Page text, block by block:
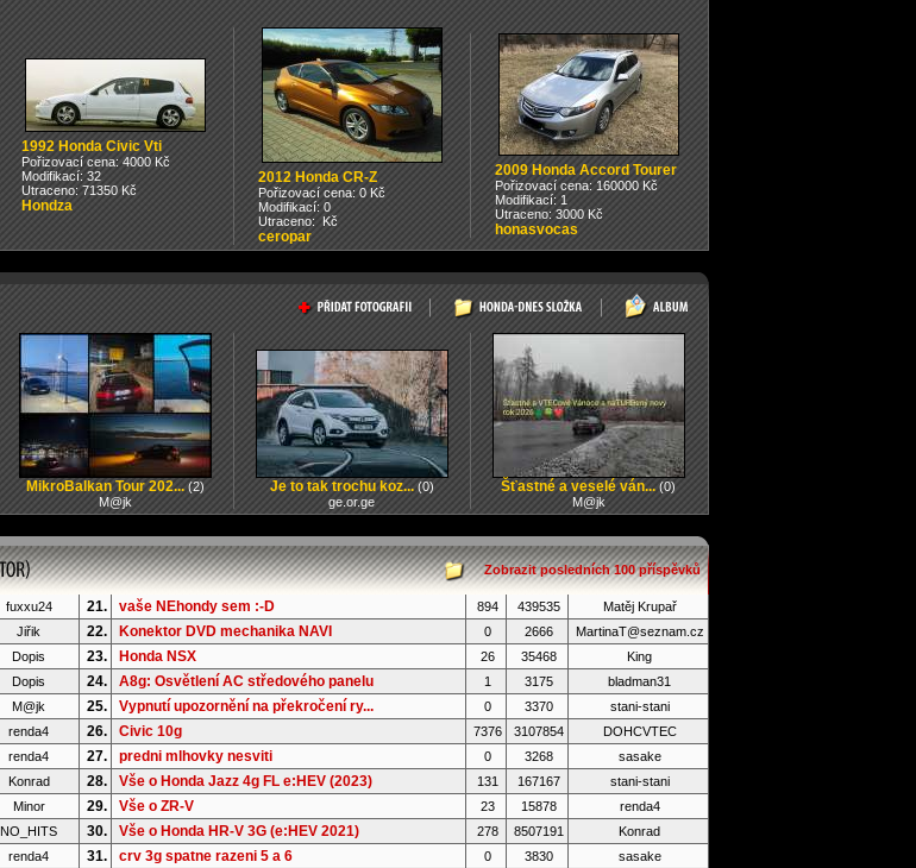
1992 Honda Civic Vti
Pořizovací cena: 4000 Kč
Modifikací: 32
Utraceno: 71350 Kč
Hondza
2012 Honda CR-Z
Pořizovací cena: 0 Kč
Modifikací: 0
Utraceno: Kč
ceropar
2009 Honda Accord Tourer
Pořizovací cena: 160000 Kč
Modifikací: 1
Utraceno: 3000 Kč
honasvocas
MikroBalkan Tour 202...(2)
M@jk
Je to tak trochu koz...(0)
ge.or.ge
Šťastné a veselé ván... (0)
M@jk
Zobrazit posledních 100 příspěvků
fuxxu24 21. vaše NEhondy sem :-D 894 439535 Matěj Krupař
Jiřik 22. Konektor DVD mechanika NAVI 0 2666 MartinaT@seznam.cz
Dopis 23. Honda NSX 26 35468 King
Dopis 24. A8g: Osvětlení AC středového panelu 1 3175 bladman31
M@jk 25. Vypnutí upozornění na překročení ry... 0 3370 stani-stani
renda4 26. Civic 10g 7376 3107854 DOHCVTEC
renda4 27. predni mlhovky nesviti 0 3268 sasake
Konrad 28. Vše o Honda Jazz 4g FL e:HEV (2023) 131 167167 stani-stani
Minor 29. Vše o ZR-V 23 15878 renda4
NO_HITS 30. Vše o Honda HR-V 3G (e:HEV 2021) 278 8507191 Konrad
renda4 31. crv 3g spatne razeni 5 a 6 0 3830 sasake